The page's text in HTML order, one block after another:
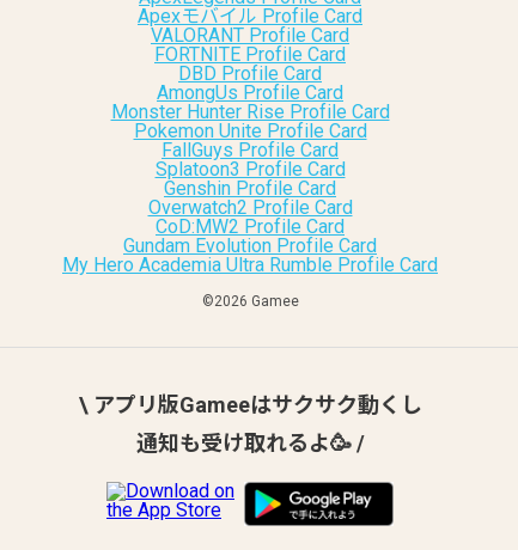
Apexモバイル Profile Card
VALORANT Profile Card
FORTNITE Profile Card
DBD Profile Card
AmongUs Profile Card
Monster Hunter Rise Profile Card
Pokemon Unite Profile Card
FallGuys Profile Card
Splatoon3 Profile Card
Genshin Profile Card
Overwatch2 Profile Card
CoD:MW2 Profile Card
Gundam Evolution Profile Card
My Hero Academia Ultra Rumble Profile Card
©︎2026 Gamee
\ アプリ版Gameeはサクサク動くし
通知も受け取れるよ🥳 /